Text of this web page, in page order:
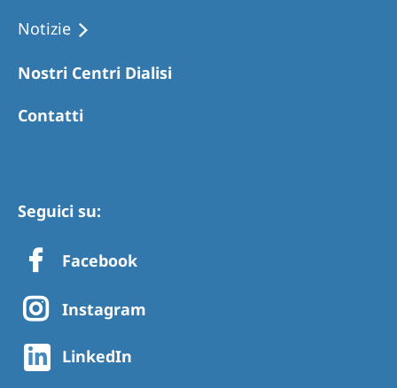
Notizie
Nostri Centri Dialisi
Contatti
Seguici su:
Facebook
Instagram
LinkedIn